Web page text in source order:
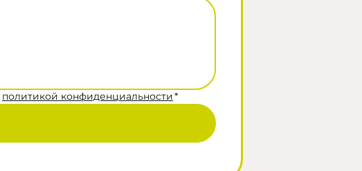
политикой конфиденциальности*